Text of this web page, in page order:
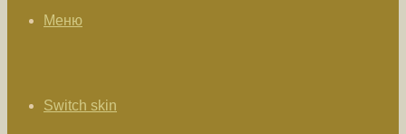
Меню
Switch skin